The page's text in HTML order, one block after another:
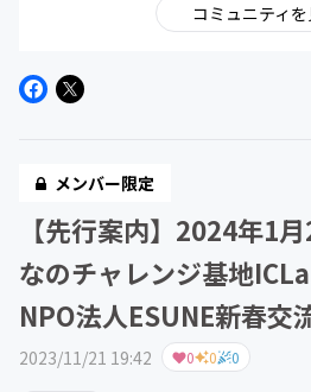
コミュニティを
メンバー限定
【先行案内】2024年1
なのチャレンジ基地
NPO法人ESUNE新春交
2023/11/21 19:42 0 0 0